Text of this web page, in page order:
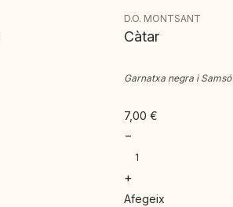
D.O. MONTSANT
Càtar
Garnatxa negra i Samsó
7,00€
−
+
Afegeix